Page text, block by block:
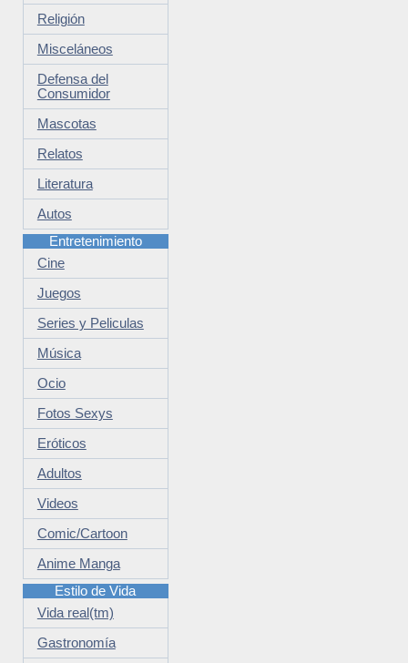
Religión
Misceláneos
Defensa del
Consumidor
Mascotas
Relatos
Literatura
Autos
Entretenimiento
Cine
Juegos
Series y Peliculas
Música
Ocio
Fotos Sexys
Eróticos
Adultos
Videos
Comic/Cartoon
Anime Manga
Estilo de Vida
Vida real(tm)
Gastronomía